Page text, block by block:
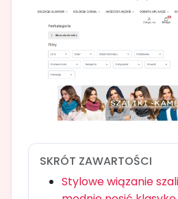
SKRÓT ZAWARTOŚCI
Stylowe wiązanie